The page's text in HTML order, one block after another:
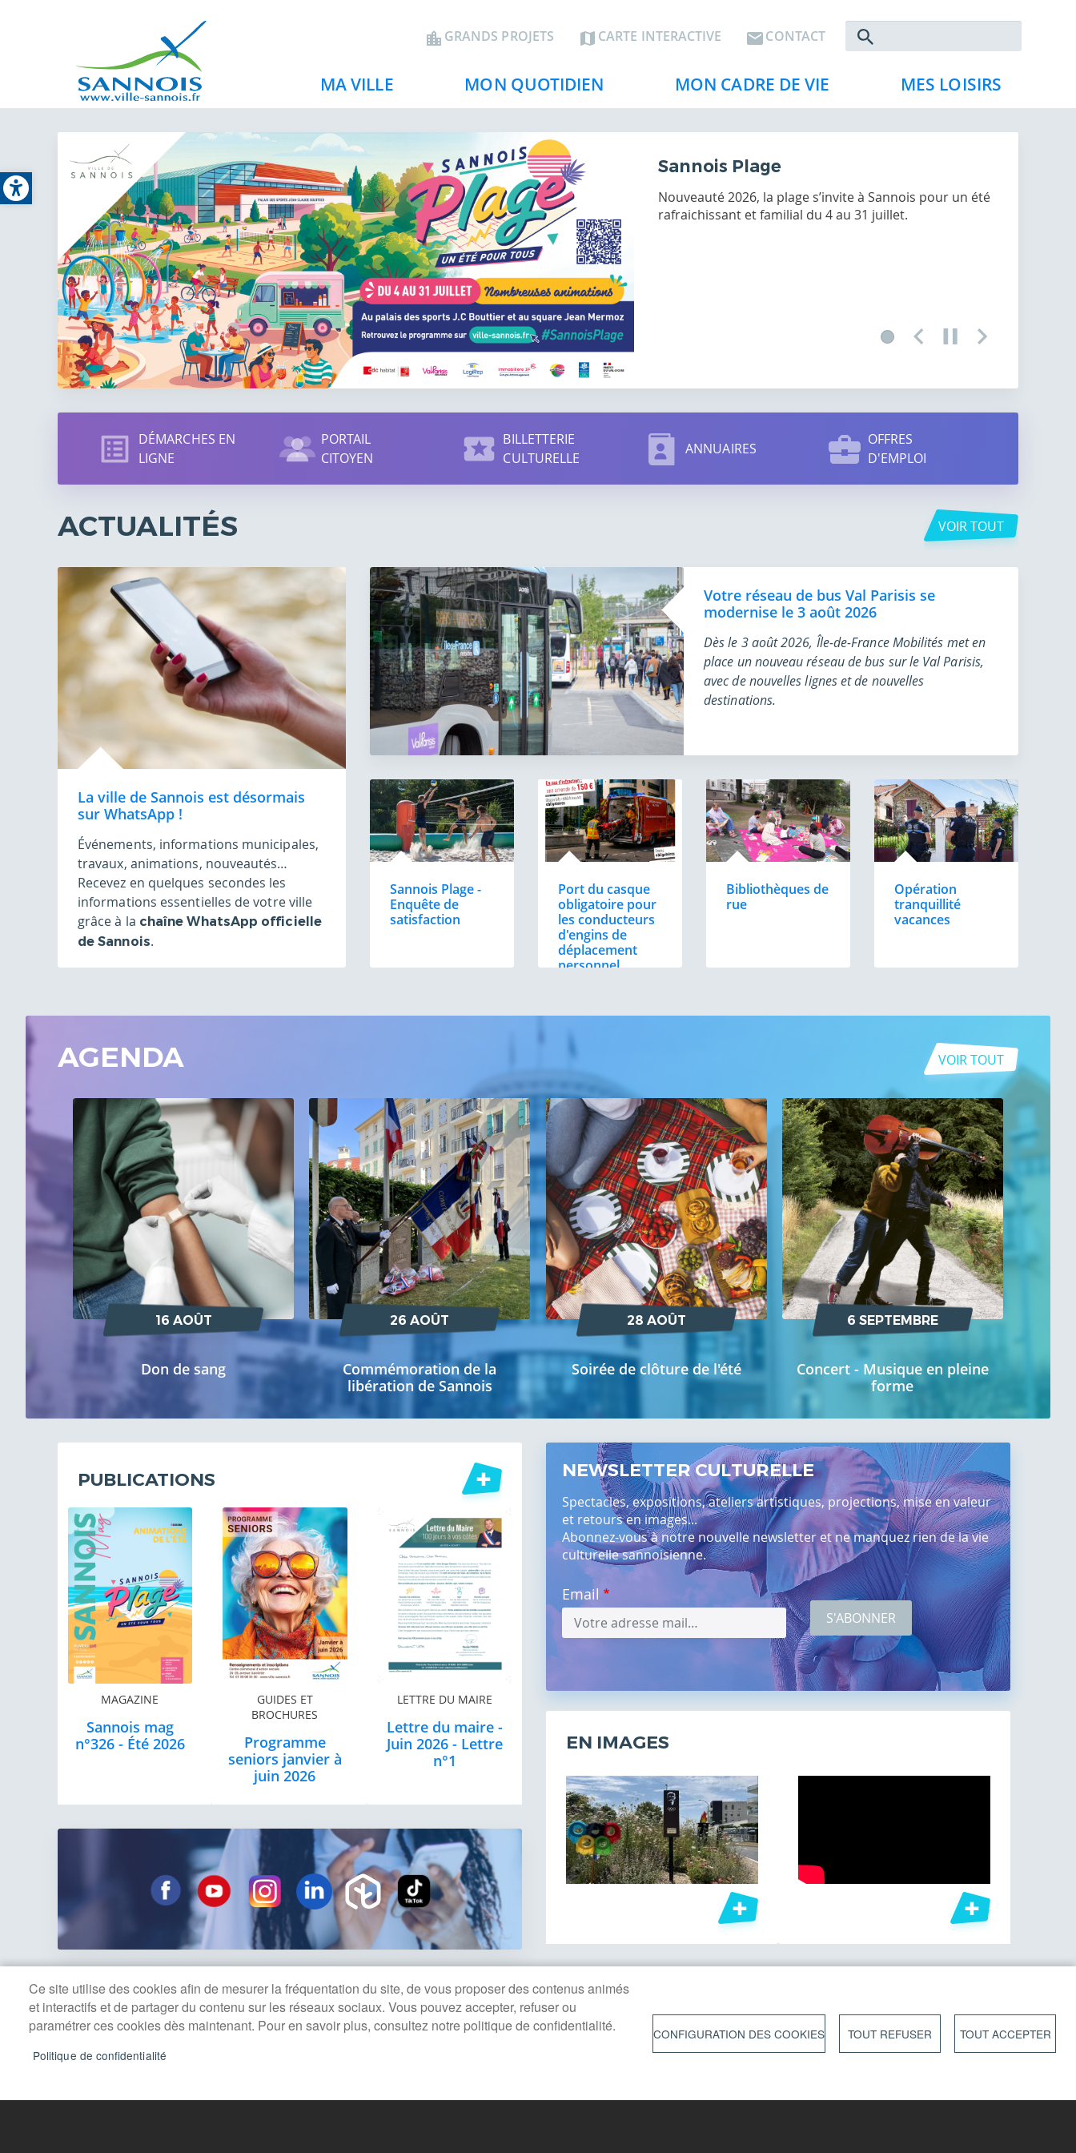
Open toolbar
au
contenu
Rechercher
En-GRANDS PROJETS CARTE INTERACTIVE CONTACT
MA VILLE MON QUOTIDIEN MON CADRE DE VIE MES LOISIRS
Sannois Plage
Nouveauté 2026, la plage s’invite à Sannois pour un été
rafraichissant et familial du 4 au 31 juillet.
direct
DÉMARCHES EN
LIGNE
PORTAIL
CITOYEN
BILLETTERIE
CULTURELLE
ANNUAIRES
OFFRES
D'EMPLOI
ACTUALITÉS VOIR TOUT
La ville de Sannois est désormais
sur WhatsApp !
Événements, informations municipales,
travaux, animations, nouveautés…
Recevez en quelques secondes les
informations essentielles de votre ville
grâce à la chaîne WhatsApp officielle
de Sannois.
Votre réseau de bus Val Parisis se
modernise le 3 août 2026
Dès le 3 août 2026, Île-de-France Mobilités met en
place un nouveau réseau de bus sur le Val Parisis,
avec de nouvelles lignes et de nouvelles
destinations.
Opération
tranquillité
vacances
Bibliothèques de
rue
Port du casque
obligatoire pour
les conducteurs
d'engins de
déplacement
personnel
Sannois Plage -
Enquête de
satisfaction
AGENDA
16 AOÛT
Don de sang
26 AOÛT
Commémoration de la
libération de Sannois
28 AOÛT
Soirée de clôture de l'été
6 SEPTEMBRE
Concert - Musique en pleine
forme
VOIR TOUT
PUBLICATIONS
MAGAZINE
Sannois mag
n°326 - Été 2026
GUIDES ET
BROCHURES
Programme
seniors janvier à
juin 2026
LETTRE DU MAIRE
Lettre du maire -
Juin 2026 - Lettre
n°1
NEWSLETTER CULTURELLE
Spectacles, expositions, ateliers artistiques, projections, mise en valeur
et retours en images...
Abonnez-vous à notre nouvelle newsletter et ne manquez rien de la vie
culturelle sannoisienne.
Email
S'ABONNER
EN IMAGES
MAIRIE DE SANNOIS
Coordonnées PLAN DU SITE
CONTACT
Ce site utilise des cookies afin de mesurer la fréquentation du site, de vous proposer des contenus animés
et interactifs et de partager du contenu sur les réseaux sociaux. Vous pouvez accepter, refuser ou
paramétrer ces cookies dès maintenant. Pour en savoir plus, consultez notre politique de confidentialité.
Politique de confidentialité
CONFIGURATION DES COOKIES TOUT REFUSER TOUT ACCEPTER